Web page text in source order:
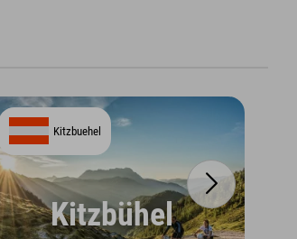
Kitzbuehel
Kitzbühel